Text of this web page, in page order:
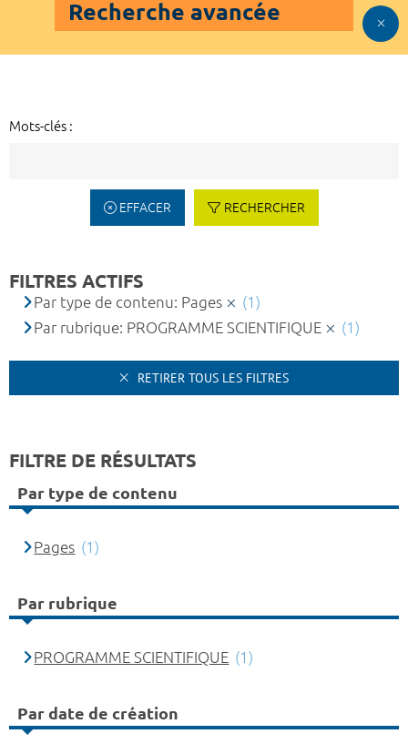
Recherche avancée
Mots-clés :
EFFACER RECHERCHER
FILTRES ACTIFS
Par type de contenu: Pages
(1)
Par rubrique: PROGRAMME SCIENTIFIQUE
(1)
RETIRER TOUS LES FILTRES
FILTRE DE RÉSULTATS
Par type de contenu
Pages (1)
Par rubrique
PROGRAMME SCIENTIFIQUE (1)
Par date de création